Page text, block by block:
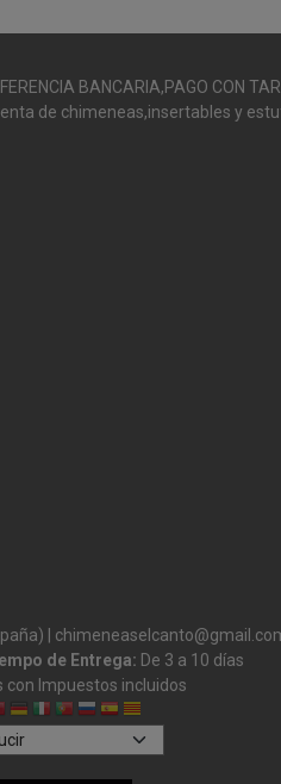
BANCARIA,PAGO CON
de chimeneas,insertables y
|
de Entrega: De 3 a 10 días
con Impuestos incluidos